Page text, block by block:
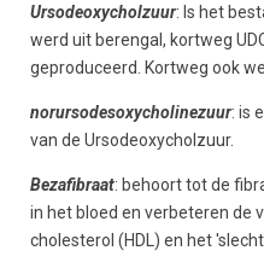
Ursodeoxycholzuur: Is het
werd uit berengal, kortweg
geproduceerd. Kortweg ook
norursodesoxycholinezuur: is
van de Ursodeoxycholzuur.
Bezafibraat: behoort tot de
in het bloed en verbeteren de
cholesterol (HDL) en het